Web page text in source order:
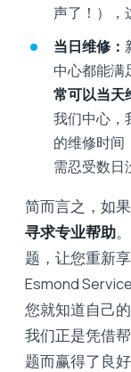
声了！），
当日维修：
中心都能满
常可以当天
我们中心，
的维修时间
需忍受数日
简而言之，如
寻求专业帮助
题，让您重新
Esmond
您就知道自己
我们正是凭借
题而赢得了良好